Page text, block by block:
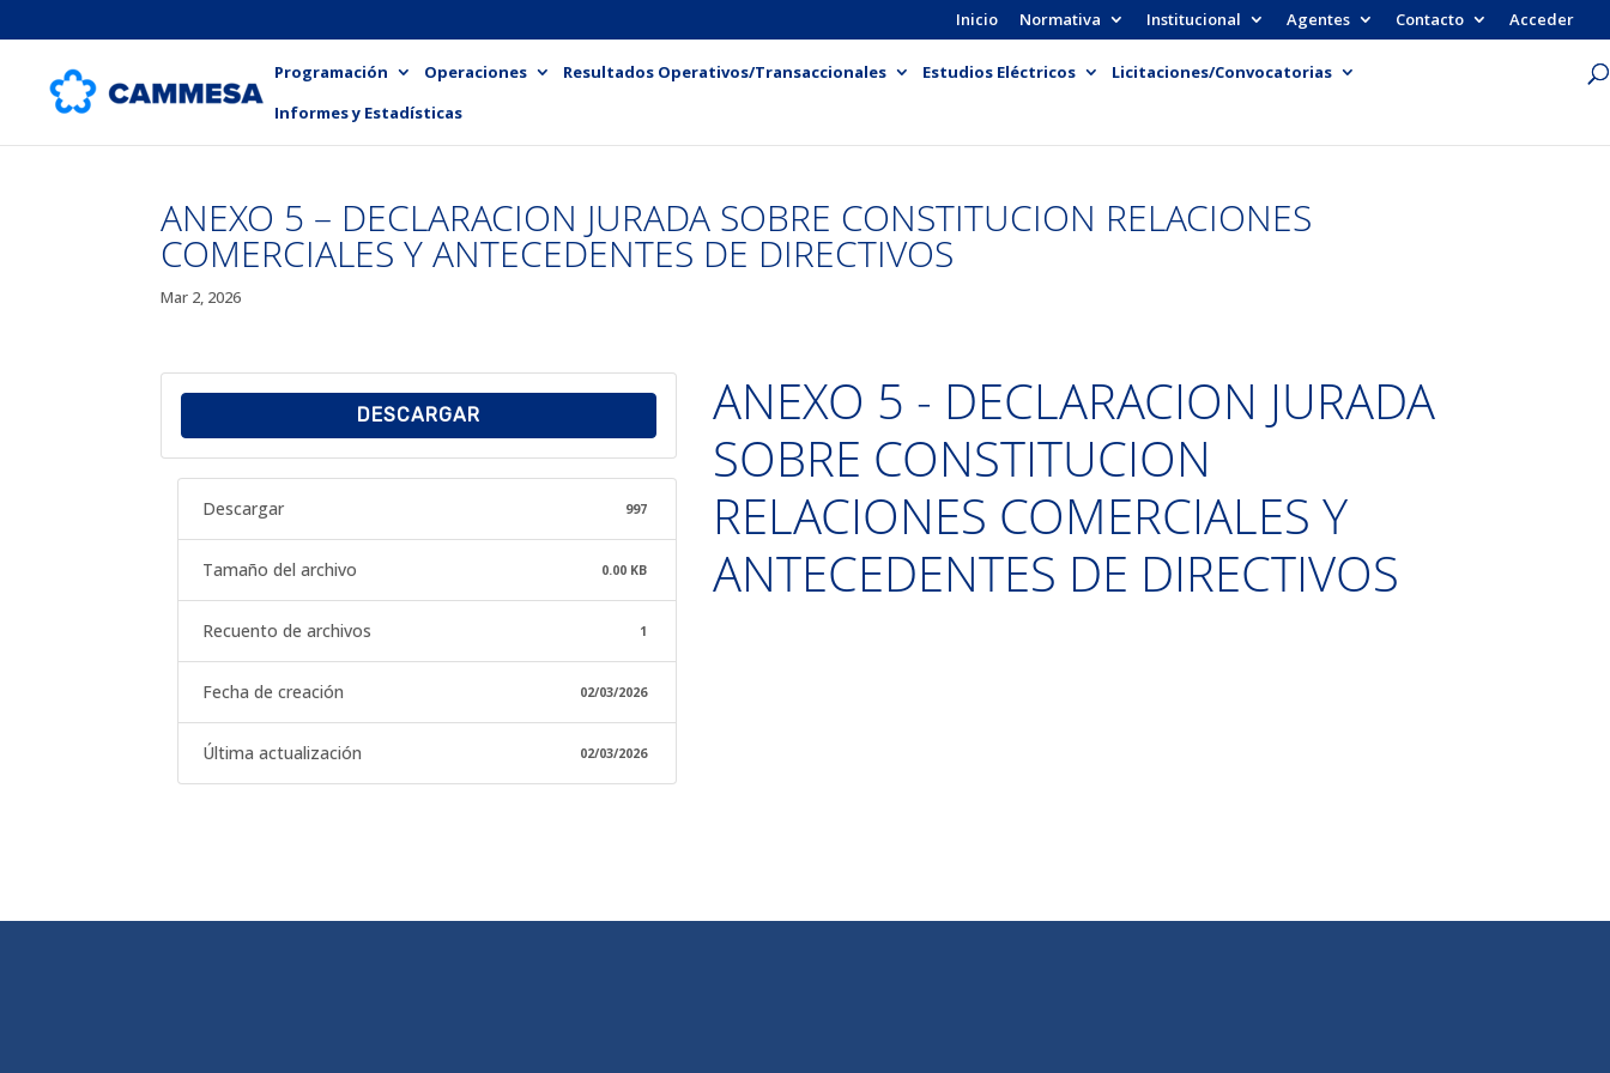
Inicio Normativa Institucional Agentes Contacto Acceder
Programación Operaciones Resultados Operativos/Transaccionales Estudios Eléctricos
Licitaciones/Convocatorias
Informes y Estadísticas
ANEXO 5 – DECLARACION JURADA SOBRE CONSTITUCION RELACIONES
COMERCIALES Y ANTECEDENTES DE DIRECTIVOS
Mar 2, 2026
DESCARGAR
Descargar 997
Tamaño del archivo 0.00 KB
Recuento de archivos 1
Fecha de creación 02/03/2026
Última actualización 02/03/2026
ANEXO 5 - DECLARACION JURADA
SOBRE CONSTITUCION
RELACIONES COMERCIALES Y
ANTECEDENTES DE DIRECTIVOS